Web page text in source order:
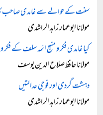
سنت کے حوالے سے غامدی صاحب
مولانا ابوعمار زاہد الراشدی
کیا غامدی فکر و منہج ائمہ سلف کے
مولانا حافظ صلاح الدین یوسف
دہشت گردی اور فوجی عدالتیں
مولانا ابوعمار زاہد الراشدی